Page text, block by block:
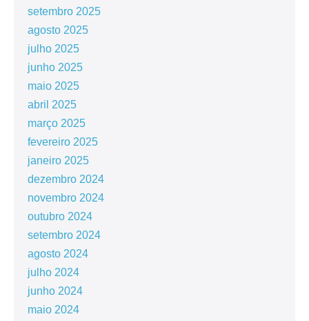
setembro 2025
agosto 2025
julho 2025
junho 2025
maio 2025
abril 2025
março 2025
fevereiro 2025
janeiro 2025
dezembro 2024
novembro 2024
outubro 2024
setembro 2024
agosto 2024
julho 2024
junho 2024
maio 2024